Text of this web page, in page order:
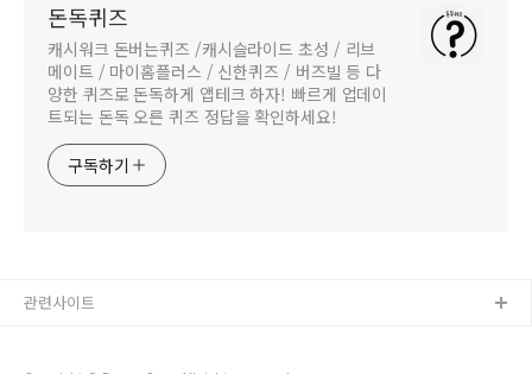
돈독퀴즈
캐시워크 돈버는퀴즈 /캐시슬라이드 초성 / 리브
메이트 / 마이홈플러스 / 신한퀴즈 / 버즈빌 등 다
양한 퀴즈로 돈독하게 앱테크 하자! 빠르게 업데이
트되는 돈독 오른 퀴즈 정답을 확인하세요!
구독하기
관련사이트